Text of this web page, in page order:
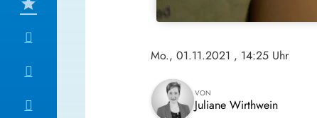
Mo., 01.11.2021 , 14:25 Uhr
VON
Juliane Wirthwein